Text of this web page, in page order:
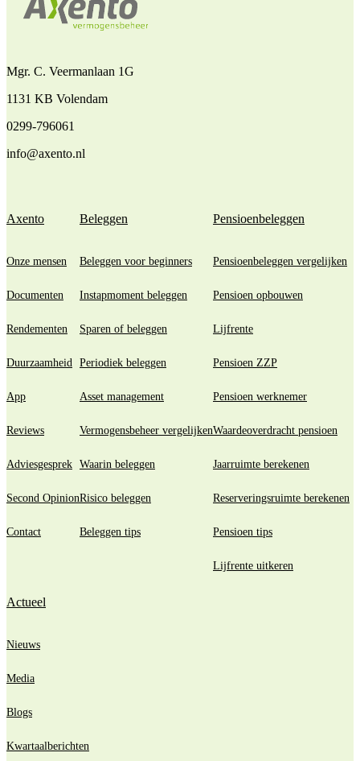
Mgr. C. Veermanlaan 1G
1131 KB Volendam
0299-796061
info@axento.nl
Axento
Onze mensen
Documenten
Rendementen
Duurzaamheid
App
Reviews
Adviesgesprek
Second Opinion
Contact
Beleggen
Beleggen voor beginners
Instapmoment beleggen
Sparen of beleggen
Periodiek beleggen
Asset management
Vermogensbeheer vergelijken
Waarin beleggen
Risico beleggen
Beleggen tips
Pensioenbeleggen
Pensioenbeleggen vergelijken
Pensioen opbouwen
Lijfrente
Pensioen ZZP
Pensioen werknemer
Waardeoverdracht pensioen
Jaarruimte berekenen
Reserveringsruimte berekenen
Pensioen tips
Lijfrente uitkeren
Actueel
Nieuws
Media
Blogs
Kwartaalberichten